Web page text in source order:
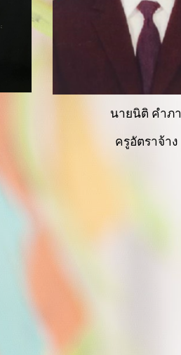
นายนิติ คำภา
ครูอัตราจ้าง